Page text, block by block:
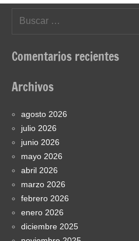
Comentarios recientes
Archivos
agosto 2026
julio 2026
junio 2026
mayo 2026
abril 2026
marzo 2026
febrero 2026
enero 2026
diciembre 2025